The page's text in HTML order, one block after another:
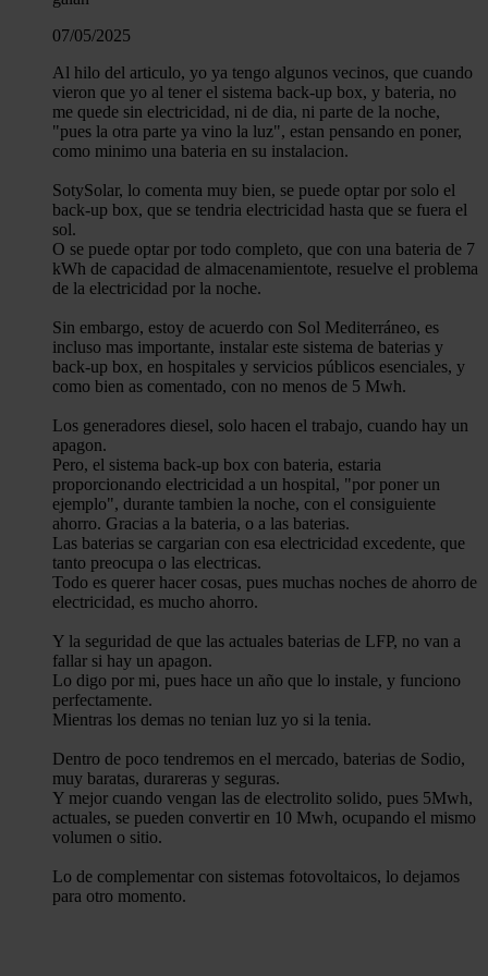
07/05/2025
Al hilo del articulo, yo ya tengo algunos vecinos, que cuando
vieron que yo al tener el sistema back-up box, y bateria, no
me quede sin electricidad, ni de dia, ni parte de la noche,
"pues la otra parte ya vino la luz", estan pensando en poner,
como minimo una bateria en su instalacion.
SotySolar, lo comenta muy bien, se puede optar por solo el
back-up box, que se tendria electricidad hasta que se fuera el
sol.
O se puede optar por todo completo, que con una bateria de 7
kWh de capacidad de almacenamientote, resuelve el problema
de la electricidad por la noche.
Sin embargo, estoy de acuerdo con Sol Mediterráneo, es
incluso mas importante, instalar este sistema de baterias y
back-up box, en hospitales y servicios públicos esenciales, y
como bien as comentado, con no menos de 5 Mwh.
Los generadores diesel, solo hacen el trabajo, cuando hay un
apagon.
Pero, el sistema back-up box con bateria, estaria
proporcionando electricidad a un hospital, "por poner un
ejemplo", durante tambien la noche, con el consiguiente
ahorro. Gracias a la bateria, o a las baterias.
Las baterias se cargarian con esa electricidad excedente, que
tanto preocupa o las electricas.
Todo es querer hacer cosas, pues muchas noches de ahorro de
electricidad, es mucho ahorro.
Y la seguridad de que las actuales baterias de LFP, no van a
fallar si hay un apagon.
Lo digo por mi, pues hace un año que lo instale, y funciono
perfectamente.
Mientras los demas no tenian luz yo si la tenia.
Dentro de poco tendremos en el mercado, baterias de Sodio,
muy baratas, durareras y seguras.
Y mejor cuando vengan las de electrolito solido, pues 5Mwh,
actuales, se pueden convertir en 10 Mwh, ocupando el mismo
volumen o sitio.
Lo de complementar con sistemas fotovoltaicos, lo dejamos
para otro momento.